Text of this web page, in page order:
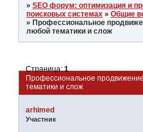
»SEO форум: оптимизация и
поисковых системах »Общие
» Профессиональное
любой тематики и слож
Профессиональное
тематики и слож
Страница:1
arhimed
Участник